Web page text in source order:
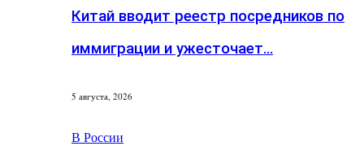
Китай вводит реестр посредников по
иммиграции и ужесточает…
5 августа, 2026
В России